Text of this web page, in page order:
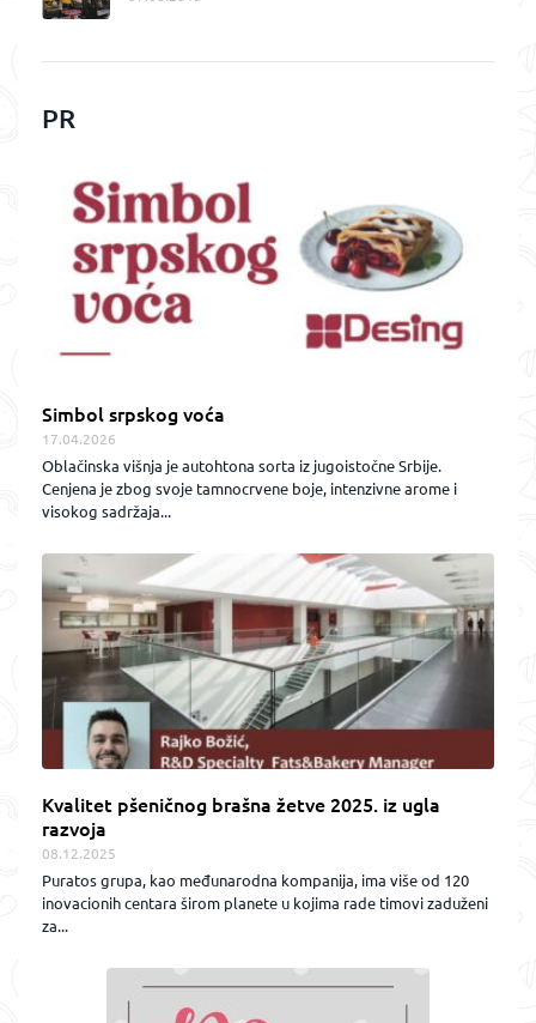
PR
Simbol srpskog voća
17.04.2026
Oblačinska višnja je autohtona sorta iz jugoistočne Srbije.
Cenjena je zbog svoje tamnocrvene boje, intenzivne arome i
visokog sadržaja...
Kvalitet pšeničnog brašna žetve 2025. iz ugla
razvoja
08.12.2025
Puratos grupa, kao međunarodna kompanija, ima više od 120
inovacionih centara širom planete u kojima rade timovi zaduženi
za...